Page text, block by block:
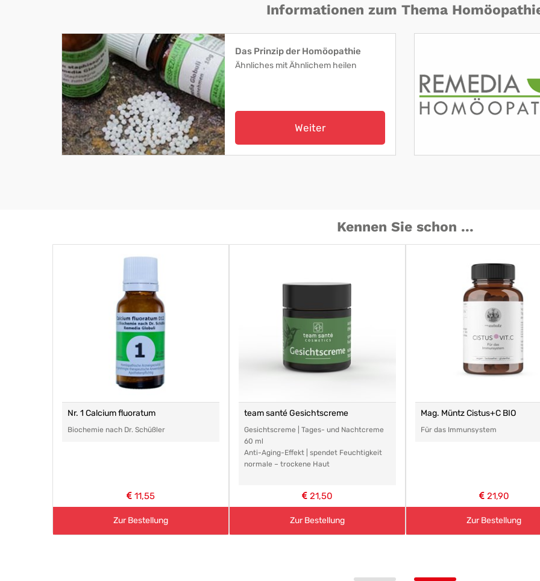
Informationen zum Thema
Das Prinzip der Homöopathie
Ähnliches mit Ähnlichem heilen
Weiter
Kennen Sie schon ...
Nr. 1 Calcium fluoratum
Biochemie nach Dr. Schüßler
11,55
Zur Bestellung
team santé Gesichtscreme
Gesichtscreme | Tages- und Nachtcreme
60 ml
Anti-Aging-Effekt | spendet Feuchtigkeit
normale – trockene Haut
21,50
Zur Bestellung
Mag. Müntz Cistus+C BIO
Für das Immunsystem
21,90
Zur Bestellung